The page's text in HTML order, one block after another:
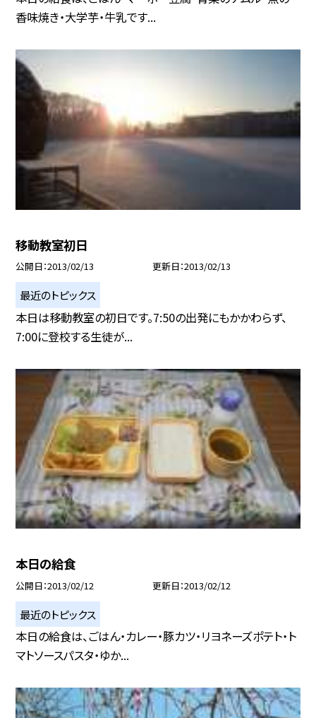
香味焼き・大学芋・牛乳です...
移動教室初日
公開日 2013/02/13 更新日 2013/02/13
最近のトピックス
本日は移動教室の初日です。7:50の出発にもかかわらず、
7:00に登校する生徒が...
本日の給食
公開日 2013/02/12 更新日 2013/02/12
最近のトピックス
本日の給食は、ごはん・カレー・豚カツ・リヨネーズポテト・ト
マトソースパスタ・ゆか...